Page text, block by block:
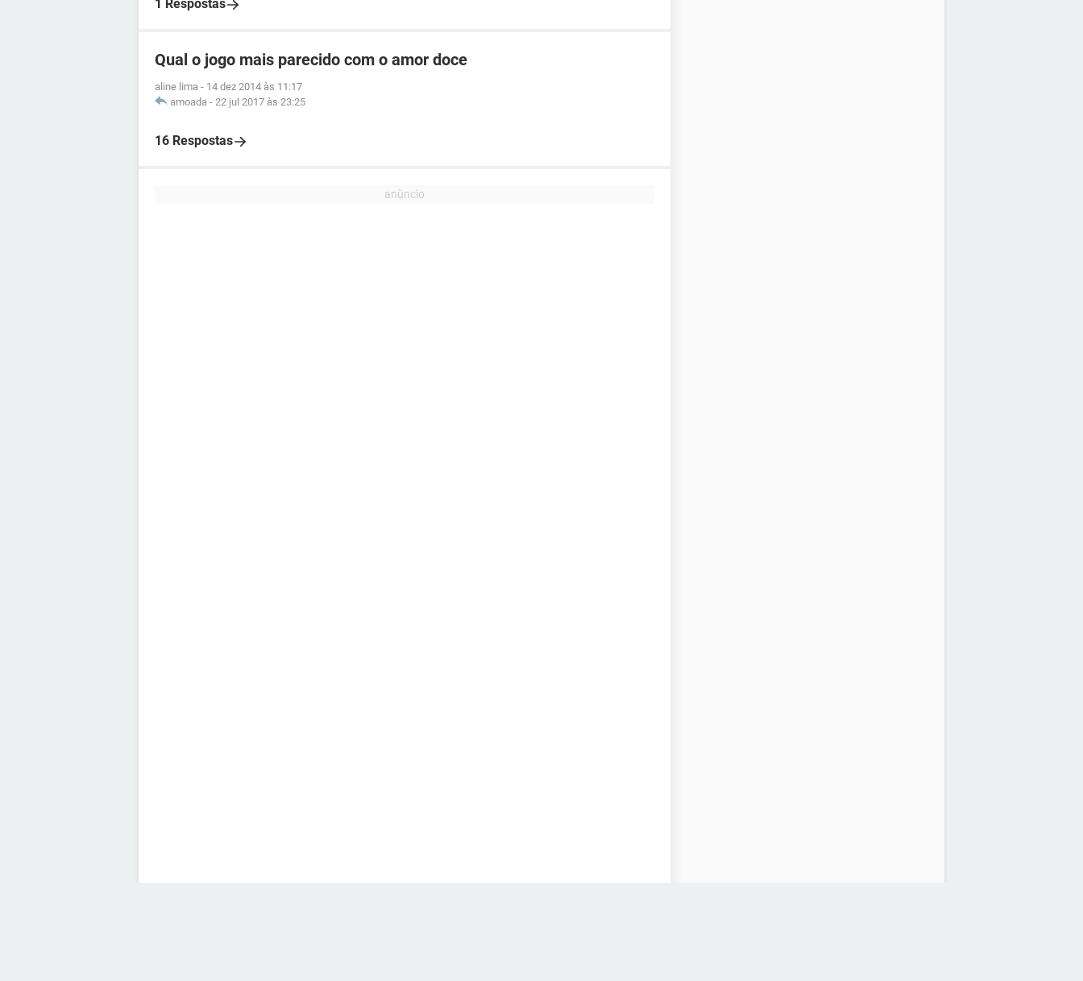
1 Respostas
Qual o jogo mais parecido com o amor doce
aline lima - 14 dez 2014 às 11:17
amoada - 22 jul 2017 às 23:25
16 Respostas